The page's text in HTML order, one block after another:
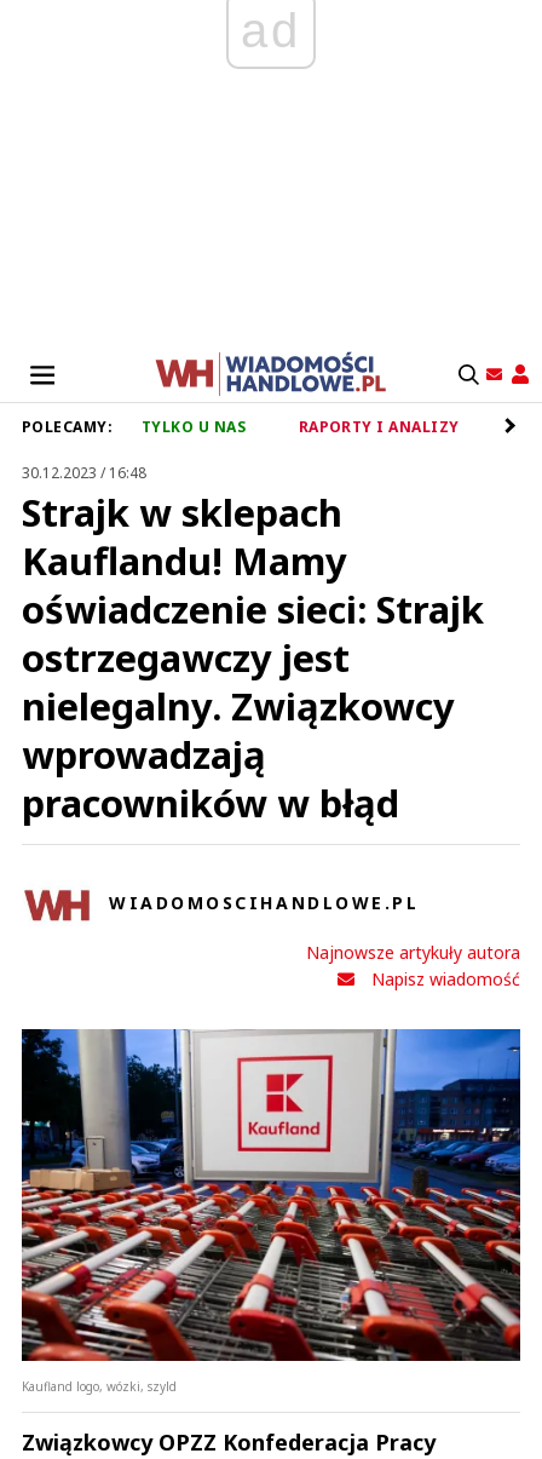
ad
POLECAMY: TYLKO U NAS RAPORTY I ANALIZY
30.12.2023 / 16:48
Strajk w sklepach
Kauflandu! Mamy
oświadczenie sieci: Strajk
ostrzegawczy jest
nielegalny. Związkowcy
wprowadzają
pracowników w błąd
WIADOMOSCIHANDLOWE.PL
Najnowsze artykuły autora
Napisz wiadomość
Kaufland logo, wózki, szyld
Związkowcy OPZZ Konfederacja Pracy